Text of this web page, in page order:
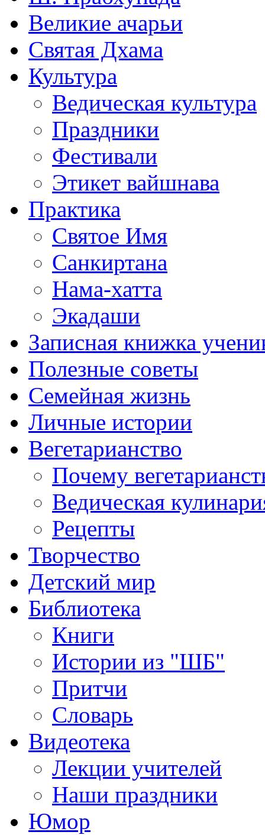
Великие ачарьи
Святая Дхама
Культура
Ведическая культура
Праздники
Фестивали
Этикет вайшнава
Практика
Святое Имя
Санкиртана
Нама-хатта
Экадаши
Записная книжка
Полезные советы
Семейная жизнь
Личные истории
Вегетарианство
Почему
Ведическая
Рецепты
Творчество
Детский мир
Библиотека
Книги
Истории из "ШБ"
Притчи
Словарь
Видеотека
Лекции учителей
Наши праздники
Юмор